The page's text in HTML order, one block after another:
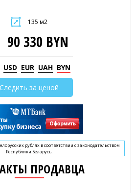
135 м2
90 330 BYN
USD EUR UAH BYN
Следить за ценой
рублях в соответствии с законодательством
Республики Беларусь.
ПРОДАВЦА